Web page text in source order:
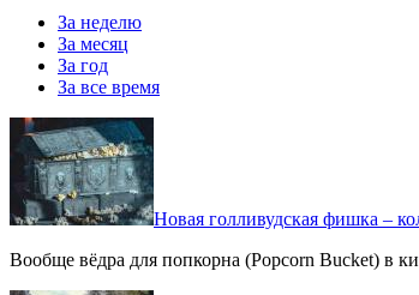
За неделю
За месяц
За год
За все время
Новая голливудская фишка –
Вообще вёдра для попкорна (Popcorn Bucket) в